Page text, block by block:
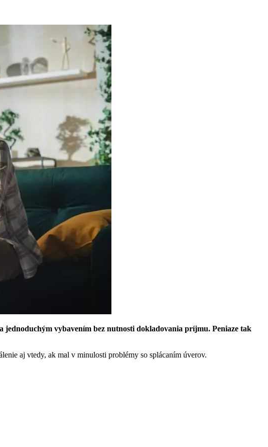
vybavením bez nutnosti dokladovania príjmu. Peniaze tak
aj vtedy, ak mal v minulosti problémy so splácaním úverov.